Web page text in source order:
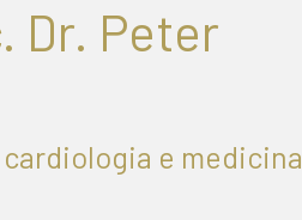
Dr. Peter
e medicina